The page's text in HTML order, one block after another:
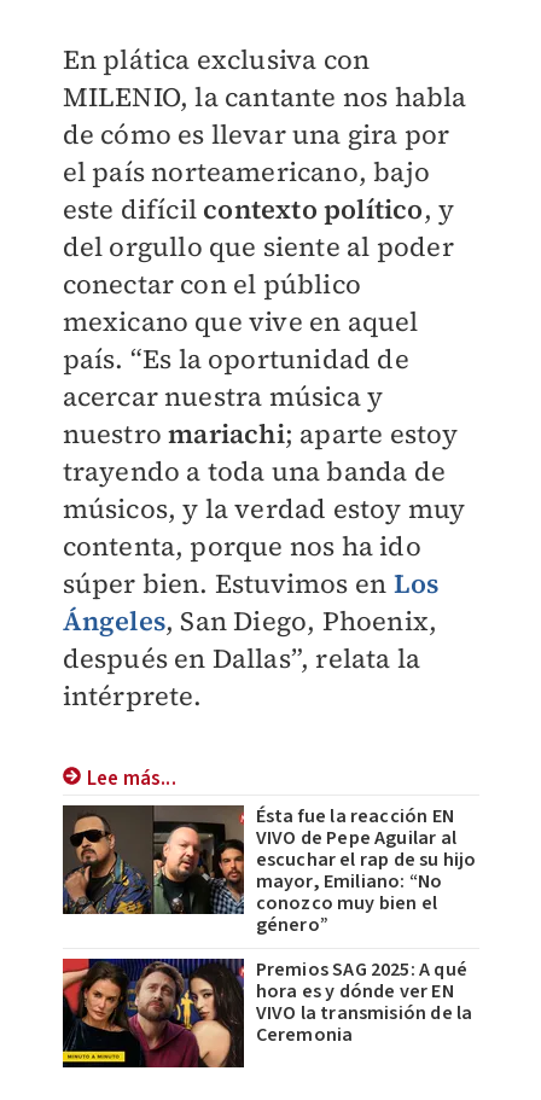
En plática exclusiva con
MILENIO, la cantante nos habla
de cómo es llevar una gira por
el país norteamericano, bajo
este difícil contexto político, y
del orgullo que siente al poder
conectar con el público
mexicano que vive en aquel
país. “Es la oportunidad de
acercar nuestra música y
nuestromariachi; aparte estoy
trayendo a toda una banda de
músicos, y la verdad estoy muy
contenta, porque nos ha ido
súper bien. Estuvimos en Los
Ángeles, San Diego, Phoenix,
después en Dallas”, relata la
intérprete.
Lee más...
Ésta fue la reacción EN
VIVO de Pepe Aguilar al
escuchar el rap de su hijo
mayor, Emiliano: “No
conozco muy bien el
género”
Premios SAG 2025: A qué
hora es y dónde ver EN
VIVO la transmisión de la
Ceremonia